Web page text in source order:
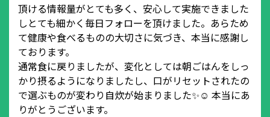
頂ける情報量がとても多く、安心して実施できました
しとても細かく毎日フォローを頂けました。あらため
て健康や食べるものの大切さに気づき、本当に感謝し
ております。
通常食に戻りましたが、変化としては朝ごはんをしっ
かり摂るようになりましたし、口がリセットされたの
で選ぶものが変わり自炊が始まりました✨☺️ 本当にあ
りがとうございます。